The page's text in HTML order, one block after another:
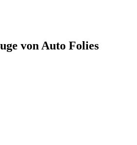
von Auto Folies